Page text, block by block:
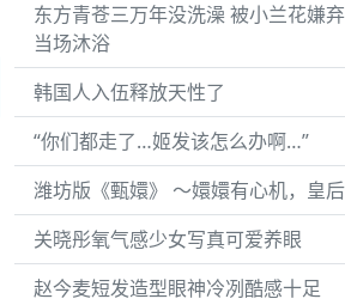
东方青苍三万年没洗澡 被小兰花嫌
当场沐浴
韩国人入伍释放天性了
“你们都走了…姬发该怎么办啊…”
潍坊版《甄嬛》 ～嬛嬛有心机，皇后
关晓彤氧气感少女写真可爱养眼
赵今麦短发造型眼神冷冽酷感十足